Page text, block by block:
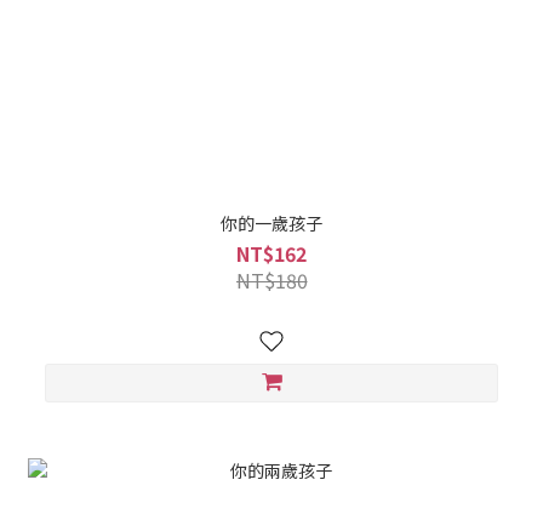
你的一歲孩子
NT$162
NT$180